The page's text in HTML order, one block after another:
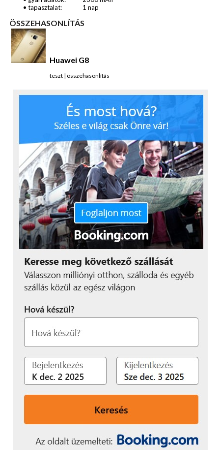
Áruházból vagy a Samsung saját boltjából. Az egyes
gondolhatnánk, hogy például a hangszóró hátulról
alulra helyezésétől jobb lett a hangerő, hát nem.
Ugyanígy a kamerát illetően is bizakodó voltam
kezdetben: a sima A3-asnak az achilles-sarka a
kamera mai napig, nos a 2016-osban szinte hozzá
sem nyúltak ehhez, sajnos csak az optikai tuningra
futotta, az optika tuningjára már nem. Hiába nőtt
ugyanis a felbontás 8-ról 13 megapixelre, továbbra
sem vagyok elégedett az elkészült fotókkal.
Rendszeresen alulexponálta a képet a telefon, illetve
a zajszűrés sem jól működik, csakúgy ahogy a
kár érte, hiszen itt vártam igazán javulást.
• tapasztalat:
1 nap
ÖSSZEHASONLÍTÁS
Huawei G8
teszt| összehasonlítás